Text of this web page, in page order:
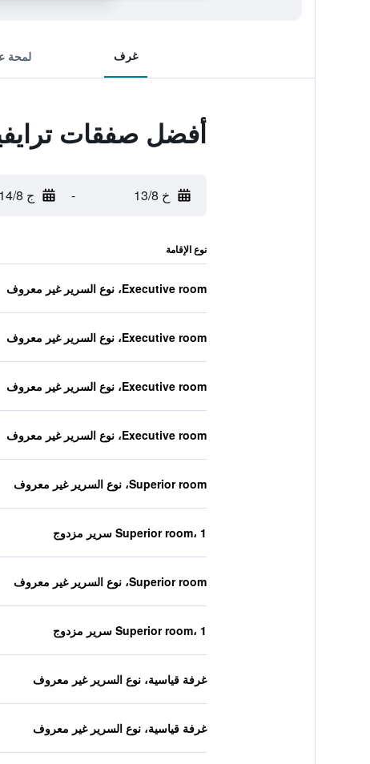
غرف لمحة
أفضل صفقات
خ 13/8 - ج 14/8
نوع الإقامة
Executive room، نوع السرير غير معروف
Executive room، نوع السرير غير معروف
Executive room، نوع السرير غير معروف
Executive room، نوع السرير غير معروف
Superior room، نوع السرير غير معروف
Superior room، 1 سرير مزدوج
Superior room، نوع السرير غير معروف
Superior room، 1 سرير مزدوج
غرفة قياسية، نوع السرير غير معروف
غرفة قياسية، نوع السرير غير معروف